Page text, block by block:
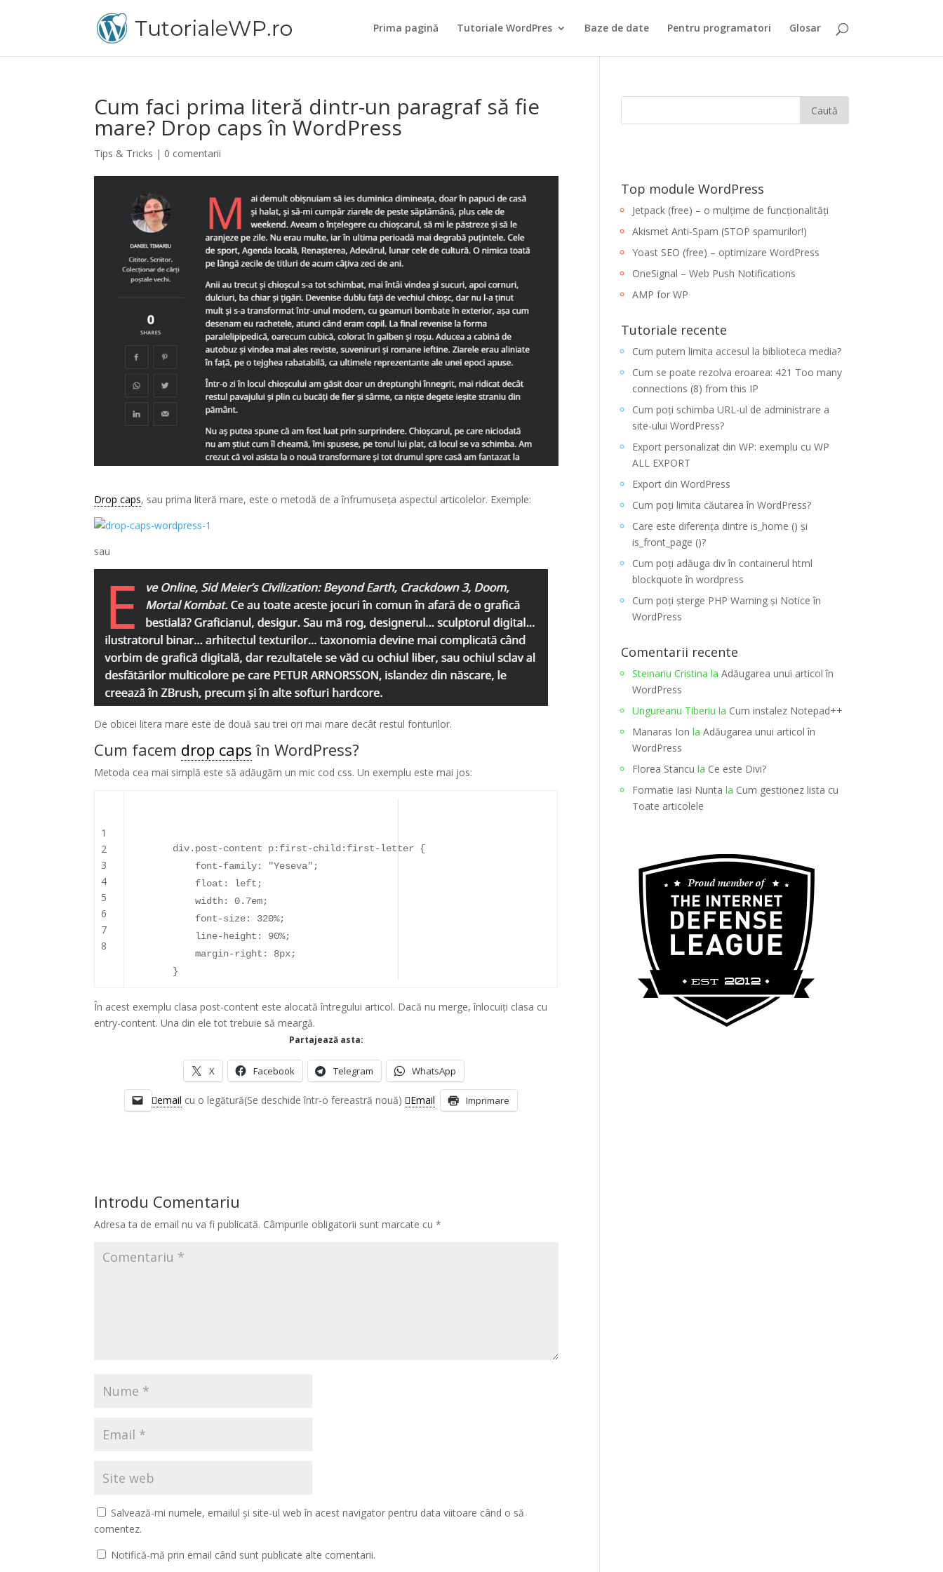
Prima pagină Tutoriale WordPres Baze de date Pentru programatori Glosar
Cum faci prima literă dintr-un paragraf să fie
mare? Drop caps în WordPress
Tips & Tricks | 0 comentarii
Drop caps, sau prima literă mare, este o metodă de a înfrumuseța aspectul articolelor. Exemple:
sau
De obicei litera mare este de două sau trei ori mai mare decât restul fonturilor.
Cum facem drop caps în WordPress?
Metoda cea mai simplă este să adăugăm un mic cod css. Un exemplu este mai jos:
1
2
3
4
5
6
7
8
div.post-content p:first-child:first-letter {
font-family: "Yeseva";
float : left;
width: 0.7em;
font-size: 320%;
line-height : 90%;
margin-right : 8px;
}
În acest exemplu clasa post-content este alocată întregului articol. Dacă nu merge, înlocuiți clasa cu
entry-content. Una din ele tot trebuie să meargă.
Partajează asta:
X Facebook Telegram WhatsApp
email cu o legătură(Se deschide într-o fereastră nouă) Email Imprimare
Introdu Comentariu
Adresa ta de email nu va fi publicată. Câmpurile obligatorii sunt marcate cu*
Salvează-mi numele, emailul și site-ul web în acest navigator pentru data viitoare când o să
comentez.
Notifică-mă prin email când sunt publicate alte comentarii.
Top module WordPress
Jetpack (free) – o mulțime de funcționalități
Akismet Anti-Spam (STOP spamurilor!)
Yoast SEO (free) – optimizare WordPress
OneSignal – Web Push Notifications
AMP for WP
Tutoriale recente
Cum putem limita accesul la biblioteca media?
Cum se poate rezolva eroarea: 421 Too many
connections (8) from this IP
Cum poți schimba URL-ul de administrare a
site-ului WordPress?
Export personalizat din WP: exemplu cu WP
ALL EXPORT
Export din WordPress
Cum poți limita căutarea în WordPress?
Care este diferența dintre is_home () și
is_front_page ()?
Cum poți adăuga div în containerul html
blockquote în wordpress
Cum poți șterge PHP Warning și Notice în
WordPress
Comentarii recente
Steinariu Cristina la Adăugarea unui articol în
WordPress
Ungureanu Tiberiu la Cum instalez Notepad++
Manaras Ion la Adăugarea unui articol în
WordPress
Florea Stancu la Ce este Divi?
Formatie Iasi Nunta la Cum gestionez lista cu
Toate articolele